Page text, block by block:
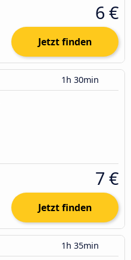
6 €
Jetzt finden
1h 30min
7 €
Jetzt finden
1h 35min